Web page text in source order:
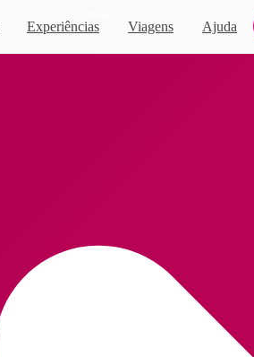
Experiências Viagens Ajuda